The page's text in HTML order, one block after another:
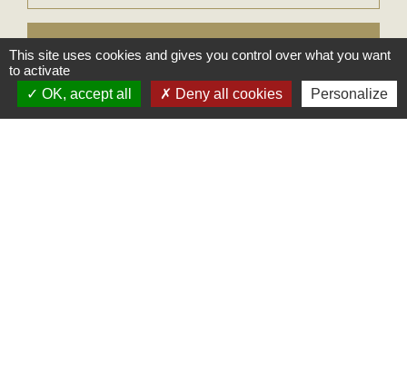
Travaux : quelques conseils pour choisir un
open_in_new
This site uses cookies and gives you control over what you want
to activate
OK, accept all
Deny all cookies Personalize